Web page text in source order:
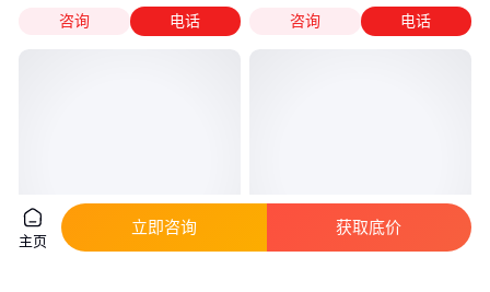
咨询 电话 咨询 电话
主页
立即咨询 获取底价